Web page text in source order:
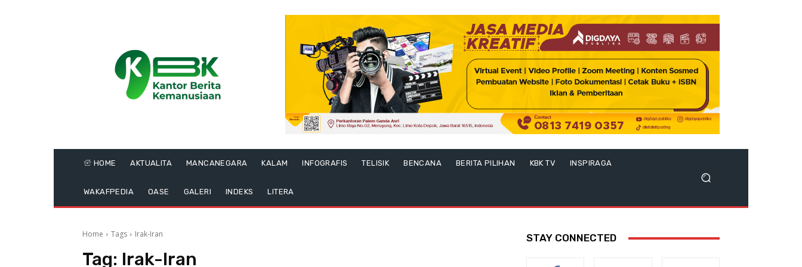
HOME AKTUALITA MANCANEGARA KALAM INFOGRAFIS TELISIK BENCANA BERITA PILIHAN KBK TV INSPIRAGA
WAKAFPEDIA OASE GALERI INDEKS LITERA
Home Tags Irak-Iran
Tag: Irak-Iran
STAY CONNECTED